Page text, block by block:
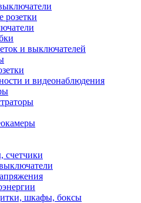
и выключателей
и видеонаблюдения
счетчики
шкафы, боксы